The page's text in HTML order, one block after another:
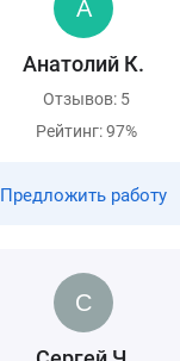
Анатолий К.
Отзывов: 5
Рейтинг: 97%
Предложить работу